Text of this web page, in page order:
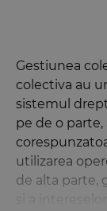
Gestiunea
colectiva au
sistemul
pe de o
utilizarea
de alta parte,